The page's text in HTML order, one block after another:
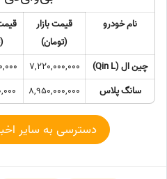
نام خودرو
قیمت بازار
(تومان)
چین ال (Qin L) 7,220,000,000
سانگ پلاس
8,950,000,000
دسترسی به سایر